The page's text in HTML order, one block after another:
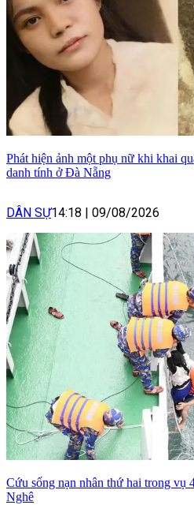
Phát hiện ảnh một phụ nữ khi khai
danh tính ở Đà Nẵng
DÂN SỰ14:18 09/08/2026
Cứu sống nạn nhân thứ hai trong vụ
Nghê